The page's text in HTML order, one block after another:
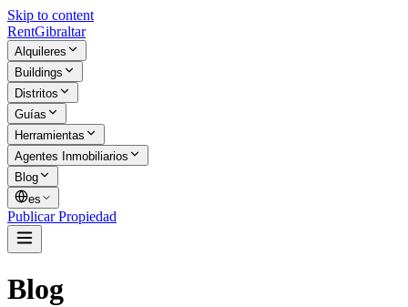
Skip to content
RentGibraltar
Alquileres
Buildings
Distritos
Guías
Herramientas
Agentes Inmobiliarios
Blog
es
Publicar Propiedad
Blog